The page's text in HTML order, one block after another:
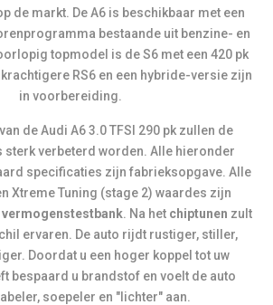
de markt. De A6 is beschikbaar met een
bestaande uit benzine- en
topmodel is de S6 met een 420 pk
RS6 en een hybride-versie zijn
in voorbereiding.
van de Audi A6 3.0 TFSI 290 pk zullen de
verbeterd worden. Alle hieronder
specificaties zijn fabrieksopgave. Alle
Xtreme Tuning (stage 2) waardes zijn
vermogenstestbank. Na het chiptunen zult
ervaren. De auto rijdt rustiger, stiller,
Doordat u een hoger koppel tot uw
bespaard u brandstof en voelt de auto
soepeler en "lichter" aan.